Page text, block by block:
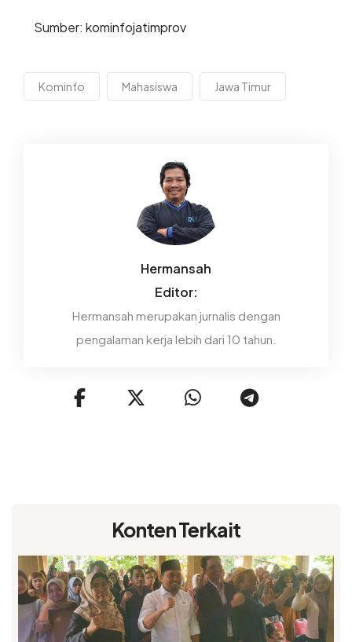
Sumber: kominfojatimprov
Kominfo Mahasiswa Jawa Timur
Hermansah
Editor:
Hermansah merupakan jurnalis dengan
pengalaman kerja lebih dari 10 tahun.
Konten Terkait